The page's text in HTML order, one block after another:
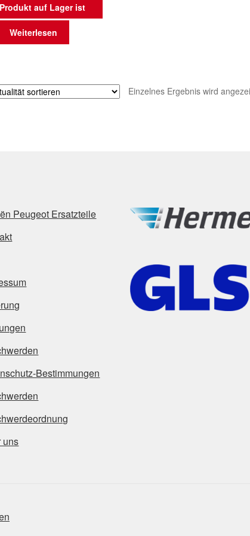
auf Lager ist
Weiterlesen
Einzelnes Ergebnis wird
Peugeot Ersatzteile
Bestimmungen
uns